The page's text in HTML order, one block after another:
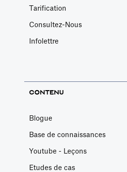
Tarification
Consultez-Nous
Infolettre
CONTENU
Blogue
Base de connaissances
Youtube - Leçons
Etudes de cas